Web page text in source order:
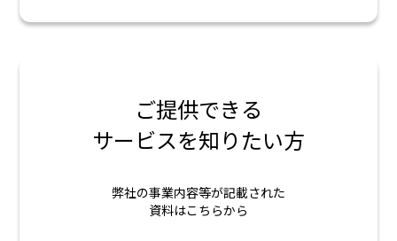
ご提供できる
サービスを知りたい方
弊社の事業内容等が記載された
資料はこちらから